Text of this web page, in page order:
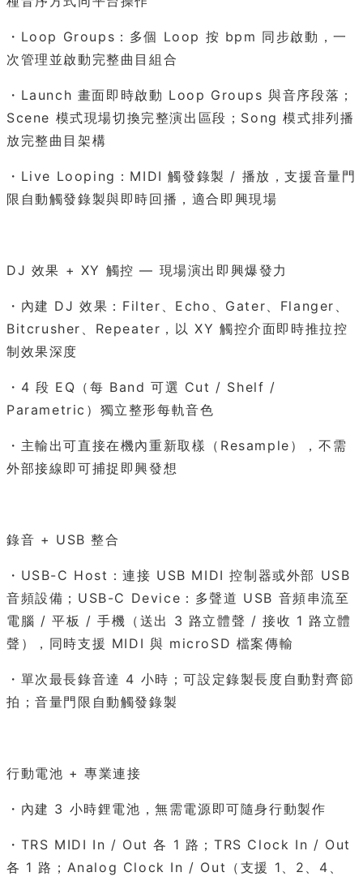
・Loop Groups：多個 Loop 按 bpm 同步啟動，一
次管理並啟動完整曲目組合
・Launch 畫面即時啟動 Loop Groups 與音序段落；
Scene 模式現場切換完整演出區段；Song 模式排列播
放完整曲目架構
・Live Looping：MIDI 觸發錄製 / 播放，支援音量門
限自動觸發錄製與即時回播，適合即興現場
DJ 效果 + XY 觸控 — 現場演出即興爆發力
・內建 DJ 效果：Filter、Echo、Gater、Flanger、
Bitcrusher、Repeater，以 XY 觸控介面即時推拉控
制效果深度
・4 段 EQ（每 Band 可選 Cut / Shelf /
Parametric）獨立整形每軌音色
・主輸出可直接在機內重新取樣（Resample），不需
外部接線即可捕捉即興發想
錄音 + USB 整合
・USB-C Host：連接 USB MIDI 控制器或外部 USB
音頻設備；USB-C Device：多聲道 USB 音頻串流至
電腦 / 平板 / 手機（送出 3 路立體聲 / 接收 1 路立體
聲），同時支援 MIDI 與 microSD 檔案傳輸
・單次最長錄音達 4 小時；可設定錄製長度自動對齊節
拍；音量門限自動觸發錄製
行動電池 + 專業連接
・內建 3 小時鋰電池，無需電源即可隨身行動製作
・TRS MIDI In / Out 各 1 路；TRS Clock In / Out
各 1 路；Analog Clock In / Out（支援 1、2、4、